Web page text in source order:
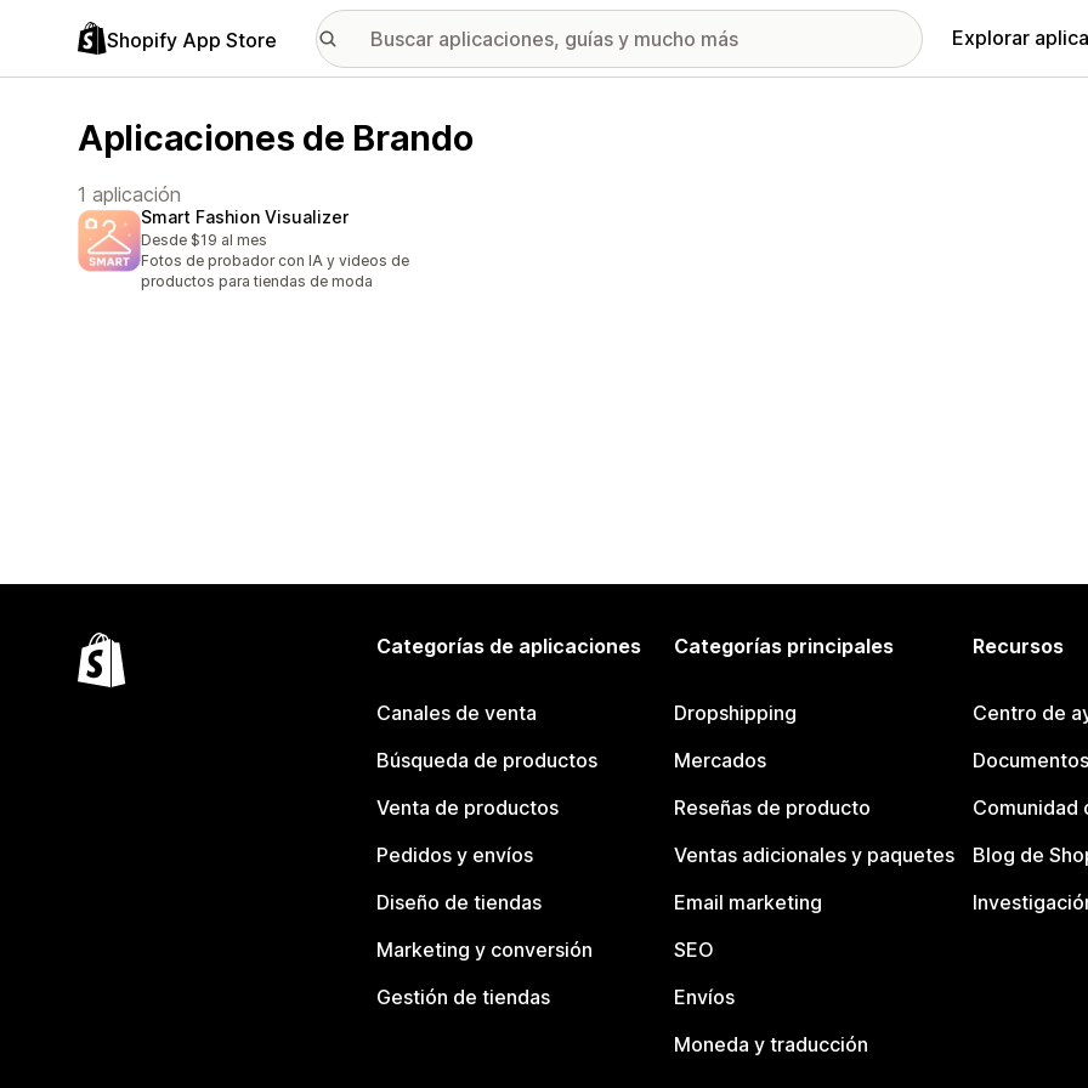
Shopify App Store Explorar
Aplicaciones de Brando
1 aplicación
Smart Fashion Visualizer
Desde $19 al mes
Fotos de probador con IA y videos de
productos para tiendas de moda
Categorías de aplicaciones
Canales de venta
Búsqueda de productos
Venta de productos
Pedidos y envíos
Diseño de tiendas
Marketing y conversión
Gestión de tiendas
Categorías principales
Dropshipping
Mercados
Reseñas de producto
Ventas adicionales y paquetes
Email marketing
SEO
Envíos
Moneda y traducción
Recursos
Centro de
Comunidad
Blog de